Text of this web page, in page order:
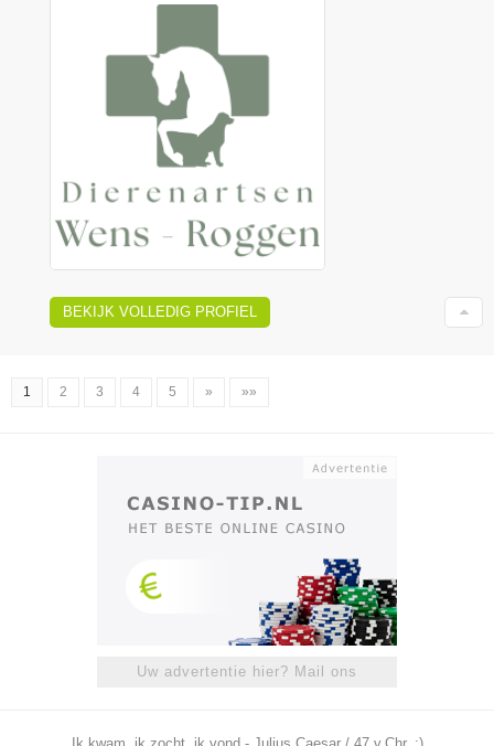
BEKIJK VOLLEDIG PROFIEL
1 2 3 4 5 » »»
Uw advertentie hier? Mail ons